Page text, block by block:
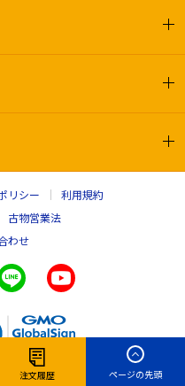
注文履歴 ページの先頭
リシー
利用規約
古物営業法
わせ